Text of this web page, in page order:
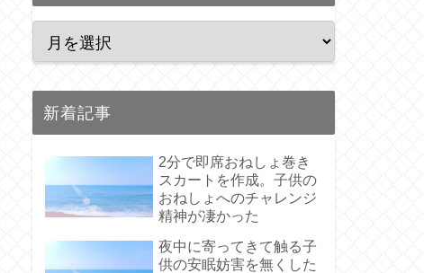
新着記事
2分で即席おねしょ巻き
スカートを作成。子供の
おねしょへのチャレンジ
精神が凄かった
夜中に寄ってきて触る子
供の安眠妨害を無くした